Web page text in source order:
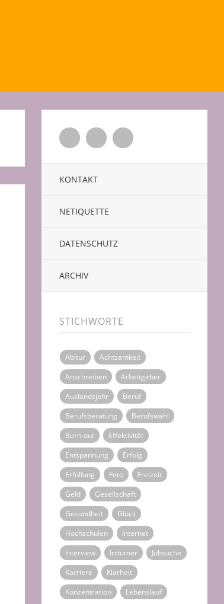
TwitterFacebookXing
KONTAKT
NETIQUETTE
DATENSCHUTZ
ARCHIV
STICHWORTE
Abitur
Achtsamkeit
Anschreiben
Arbeitgeber
Auslandsjahr
Beruf
Berufsberatung
Berufswahl
Burn-out
Effektivität
Entspannung
Erfolg
Erfüllung
Foto
Freizeit
Geld
Gesellschaft
Gesundheit
Glück
Hochschulen
Internet
Interview
Irrtümer
Jobsuche
Karriere
Klarheit
Konzentration
Lebenslauf